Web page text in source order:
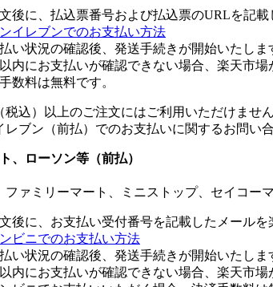
後に、払込票番号および払込票のURLを記
イレブンでのお支払い方法
い状況の確認後、発送手続きが開始いたし
内にお支払いが確認できない場合、楽天市
数料は無料です。
込）以上のご注文にはご利用いただけません
ブン（前払）でのお支払いに関するお問い
、ローソン等（前払）
ファミリーマート、ミニストップ、セイコー
後に、お支払い受付番号を記載したメールを
ビニでのお支払い方法
い状況の確認後、発送手続きが開始いたし
内にお支払いが確認できない場合、楽天市